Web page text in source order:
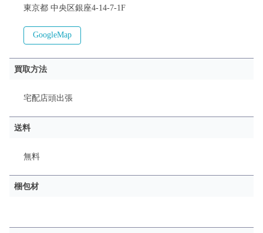
東京都 中央区銀座4-14-7-1F
GoogleMap
買取方法
宅配店頭出張
送料
無料
梱包材